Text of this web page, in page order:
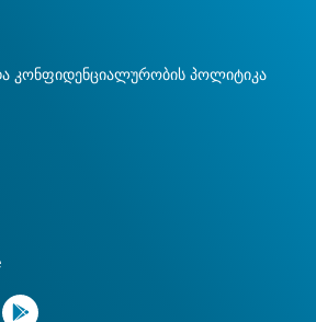
კონფიდენციალურობის პოლიტიკა